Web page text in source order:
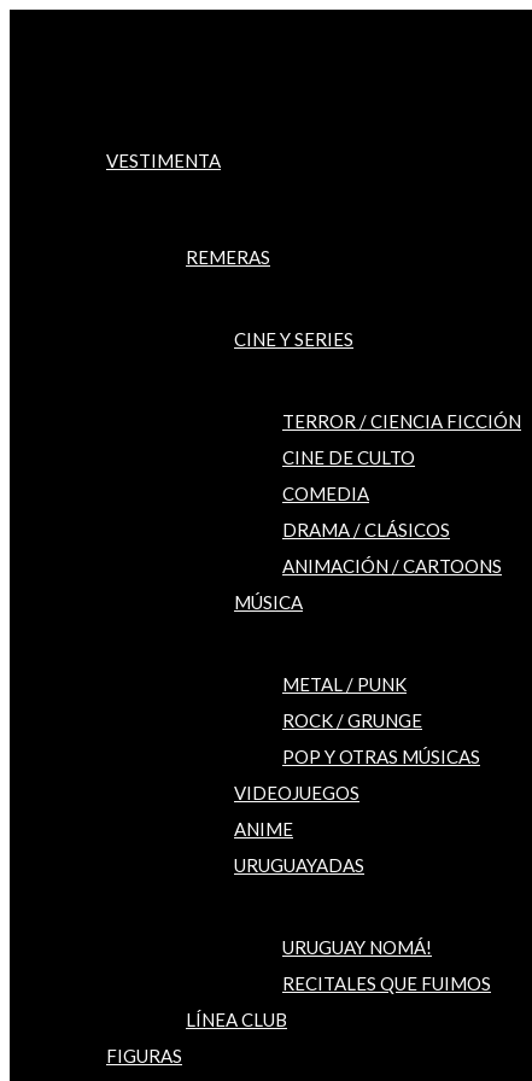
VESTIMENTA
REMERAS
CINE Y SERIES
TERROR / CIENCIA FICCIÓN
CINE DE CULTO
COMEDIA
DRAMA / CLÁSICOS
ANIMACIÓN / CARTOONS
MÚSICA
METAL / PUNK
ROCK / GRUNGE
POP Y OTRAS MÚSICAS
VIDEOJUEGOS
ANIME
URUGUAYADAS
URUGUAY NOMÁ!
RECITALES QUE FUIMOS
LÍNEA CLUB
FIGURAS